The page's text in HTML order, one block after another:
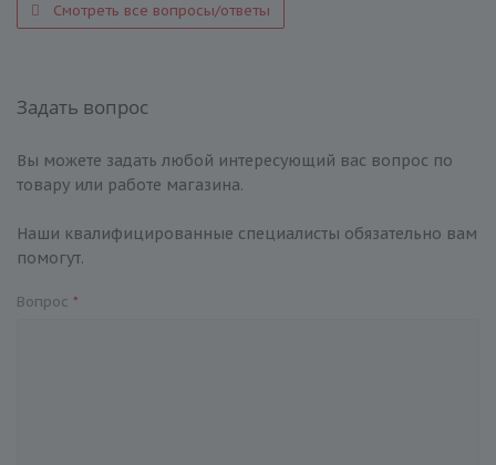
Смотреть все вопросы/ответы
Задать вопрос
Вы можете задать любой интересующий вас вопрос по
товару или работе магазина.
Наши квалифицированные специалисты обязательно вам
помогут.
Вопрос *